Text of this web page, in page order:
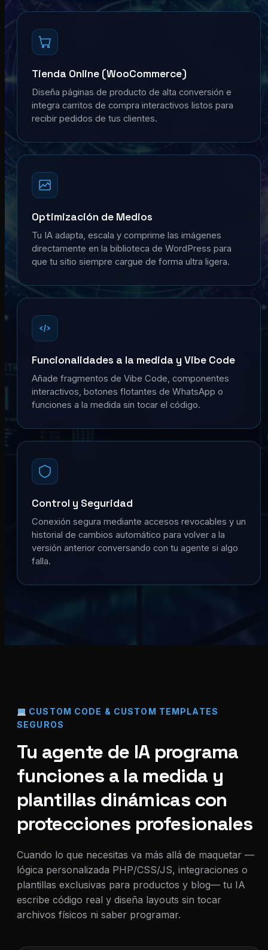
Tienda Online (WooCommerce)
Diseña páginas de producto de alta conversión e
integra carritos de compra interactivos listos para
recibir pedidos de tus clientes.
Optimización de Medios
Tu IA adapta, escala y comprime las imágenes
directamente en la biblioteca de WordPress para
que tu sitio siempre cargue de forma ultra ligera.
Funcionalidades a la medida y Vibe Code
Añade fragmentos de Vibe Code, componentes
interactivos, botones flotantes de WhatsApp o
funciones a la medida sin tocar el código.
Control y Seguridad
Conexión segura mediante accesos revocables y un
historial de cambios automático para volver a la
versión anterior conversando con tu agente si algo
falla.
CUSTOM CODE & CUSTOM TEMPLATES
SEGUROS
Tu agente de IA programa
funciones a la medida y
plantillas dinámicas con
protecciones profesionales
Cuando lo que necesitas va más allá de maquetar —
lógica personalizada PHP/CSS/JS, integraciones o
plantillas exclusivas para productos y blog— tu IA
escribe código real y diseña layouts sin tocar
archivos físicos ni saber programar.